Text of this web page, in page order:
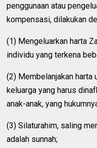
penggunaan atau
kompensasi, dilakukan
(1) Mengeluarkan harta
individu yang terkena
(2) Membelanjakan harta
keluarga yang harus
anak-anak, yang
(3) Silaturahim, saling
adalah sunnah;